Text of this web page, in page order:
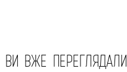
ВИ ВЖЕ ПЕРЕГЛЯДАЛИ